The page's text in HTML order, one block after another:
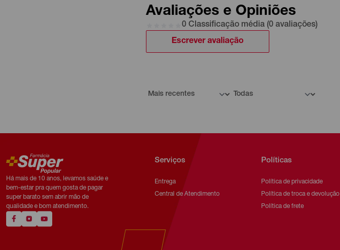
Avaliações e Opiniões
0 Classificação média (0 avaliações)
Escrever avaliação
Há mais de 10 anos, levamos saúde e
bem-estar pra quem gosta de pagar
super barato sem abrir mão de
qualidade e bom atendimento.
Serviços
Entrega
Central de Atendimento
Políticas
Política de privacidade
Política de troca e devolução
Política de frete